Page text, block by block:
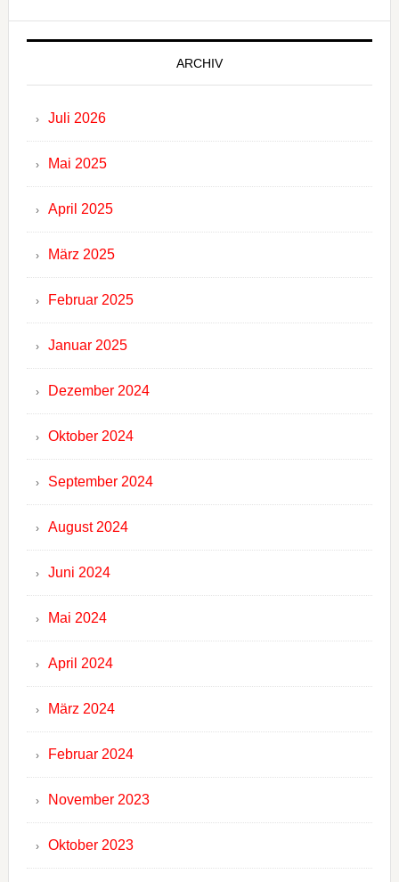
ARCHIV
Juli 2026
Mai 2025
April 2025
März 2025
Februar 2025
Januar 2025
Dezember 2024
Oktober 2024
September 2024
August 2024
Juni 2024
Mai 2024
April 2024
März 2024
Februar 2024
November 2023
Oktober 2023